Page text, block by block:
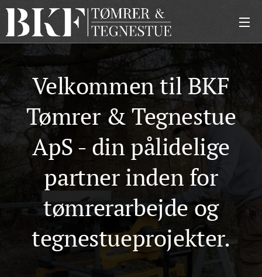
Velkommen til BKF
Tømrer & Tegnestue
ApS - din pålidelige
partner inden for
tømrerarbejde og
tegnestueprojekter.